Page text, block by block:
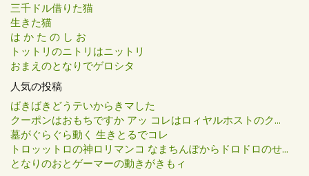
三千ドル借りた猫
生きた猫
は か た の し お
トットリのニトリはニットリ
おまえのとなりでゲロシタ
人気の投稿
ばきばきどうテいからきマした
クーポンはおもちですか アッ コレはロィヤルホストのク...
墓がぐらぐら動く 生きとるでコレ
トロッットロの神ロリマンコ なまちんぽからドロドロのせ...
となりのおとゲーマーの動きがきもィ